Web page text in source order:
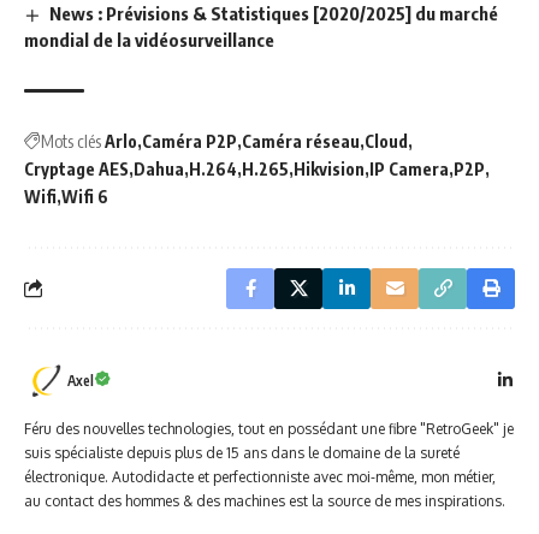
News : Prévisions & Statistiques [2020/2025] du marché
mondial de la vidéosurveillance
Mots clésArlo Caméra P2P Caméra réseau Cloud
Cryptage AES Dahua H.264 H.265 Hikvision IP Camera P2P
Wifi Wifi 6
Axel
Féru des nouvelles technologies, tout en possédant une fibre "RetroGeek" je
suis spécialiste depuis plus de 15 ans dans le domaine de la sureté
électronique. Autodidacte et perfectionniste avec moi-même, mon métier,
au contact des hommes & des machines est la source de mes inspirations.